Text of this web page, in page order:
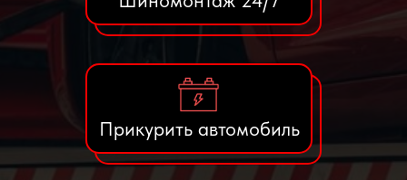
Прикурить автомобиль